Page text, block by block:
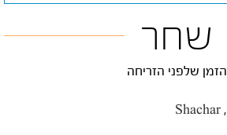
שחר
הזמן שלפני הזריחה